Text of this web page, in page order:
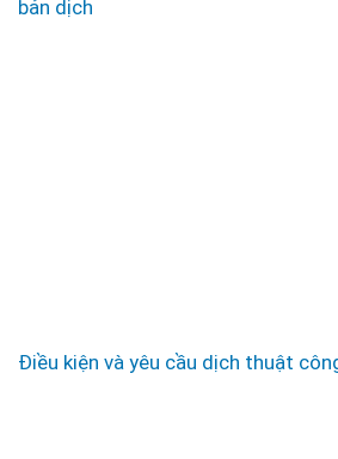
bản dịch
Điều kiện và yêu cầu dịch thuật